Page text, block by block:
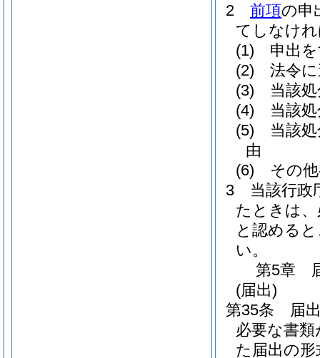
2
前項の申
てしなけ
(1)
申出
(2)
法令
(3)
当該
(4)
当該
(5)
当該
由
(6)
その
3
当該行政
たときは
と認める
い。
第5章
(届出)
第35条
届
必要な書
た届出の